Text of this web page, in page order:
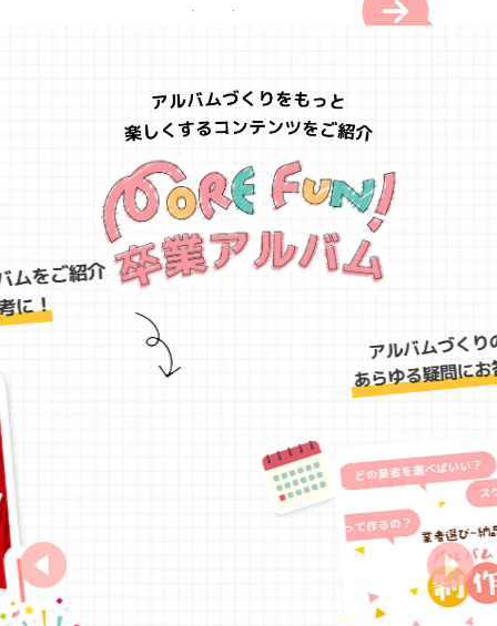
カスタムコース
すべてのオプションが選べる「と